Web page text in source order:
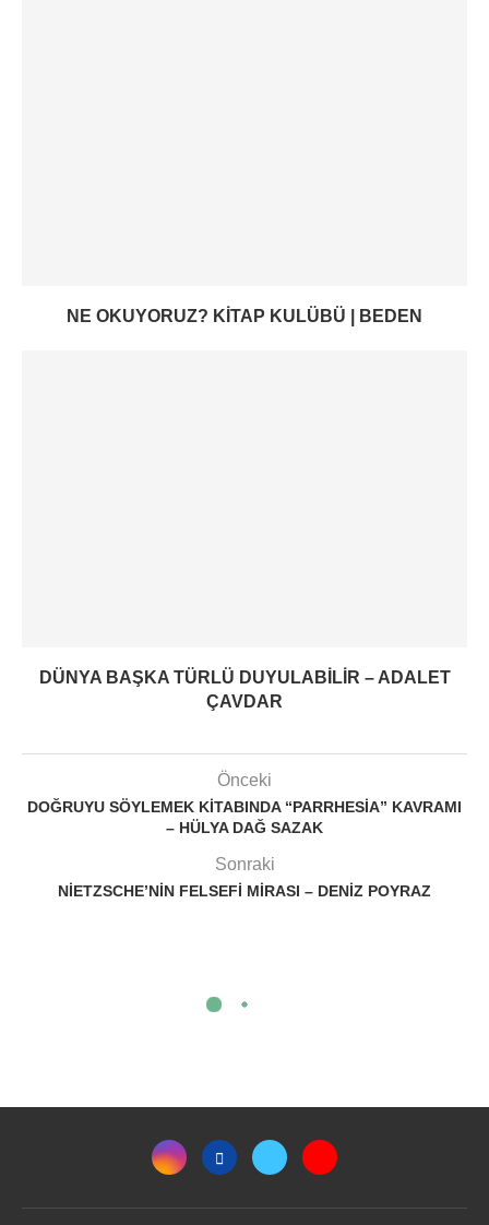
NE OKUYORUZ? KITAP KULÜBÜ | BEDEN
DÜNYA BAŞKA TÜRLÜ DUYULABILIR – ADALET
ÇAVDAR
Önceki
DOĞRUYU SÖYLEMEK KITABINDA “PARRHESIA” KAVRAMI
– HÜLYA DAĞ SAZAK
Sonraki
NIETZSCHE’NIN FELSEFI MIRASI – DENIZ POYRAZ